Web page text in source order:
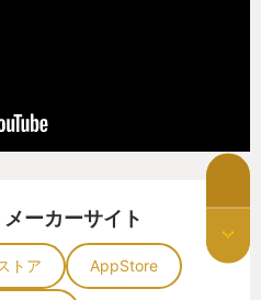
ーカーサイト
トア AppStore